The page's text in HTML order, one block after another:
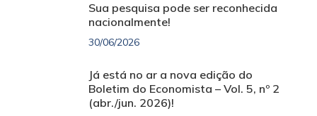
Sua pesquisa pode ser reconhecida
nacionalmente!
30/06/2026
Já está no ar a nova edição do
Boletim do Economista – Vol. 5, nº 2
(abr./jun. 2026)!